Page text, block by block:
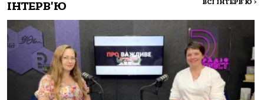
ІНТЕРВ'Ю ВСІ ІНТЕРВ'Ю >